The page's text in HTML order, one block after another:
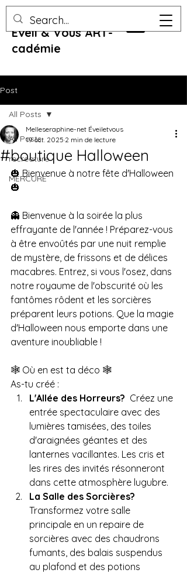
Eveil & Vous ART-
cadémie
Post
All Posts
recreature
MERCURE
All Posts
#boutique Halloween
Melleseraphine-net Éveiletvous
19 oct. 2025 2 min de lecture
🎃 Bienvenue à notre fête d'Halloween
🎃
👻 Bienvenue à la soirée la plus
effrayante de l'année ! Préparez-vous
à être envoûtés par une nuit remplie
de mystère, de frissons et de délices
macabres. Entrez, si vous l'osez, dans
notre royaume de l'obscurité où les
fantômes rôdent et les sorcières
préparent leurs potions. Que la magie
d'Halloween nous emporte dans une
aventure inoubliable !
🕸️ Où en est ta déco 🕸️
As-tu créé :
L'Allée des Horreurs? Créez une
entrée spectaculaire avec des
lumières tamisées, des toiles
d'araignées géantes et des
lanternes vacillantes. Les cris et
les rires des invités résonneront
dans cette atmosphère lugubre.
La Salle des Sorcières?
Transformez votre salle
principale en un repaire de
sorcières avec des chaudrons
fumants, des balais suspendus
au plafond et des potions